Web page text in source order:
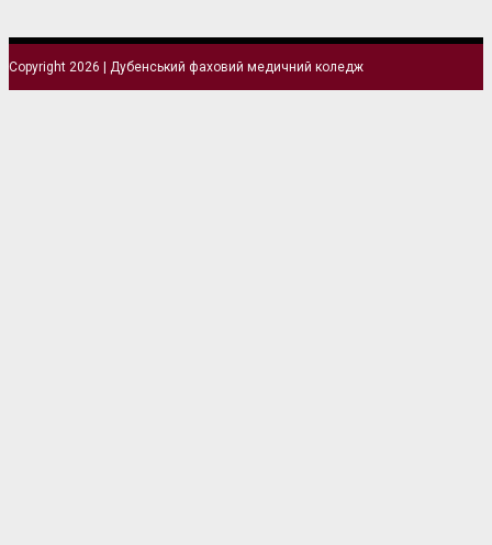
Copyright 2026 | Дубенський фаховий медичний коледж